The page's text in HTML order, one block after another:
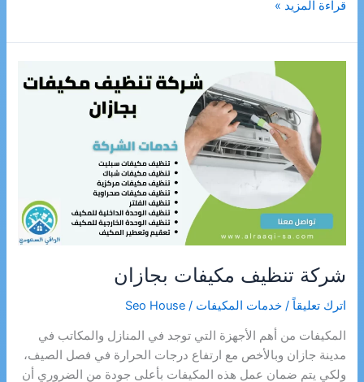
شركة
مجالس
بجازان
قراءة المزيد »
شركة تنظيف مكيفات بجازان
اترك تعليقاً /خدمات المكيفات /
Seo House
المكيفات من أهم الأجهزة التي توجد في المنازل والمكاتب في
مدينة جازان وبالأخص مع ارتفاع درجات الحرارة في فصل الصيف،
ولكي يتم ضمان عمل هذه المكيفات بأعلى جودة من الضروري أن